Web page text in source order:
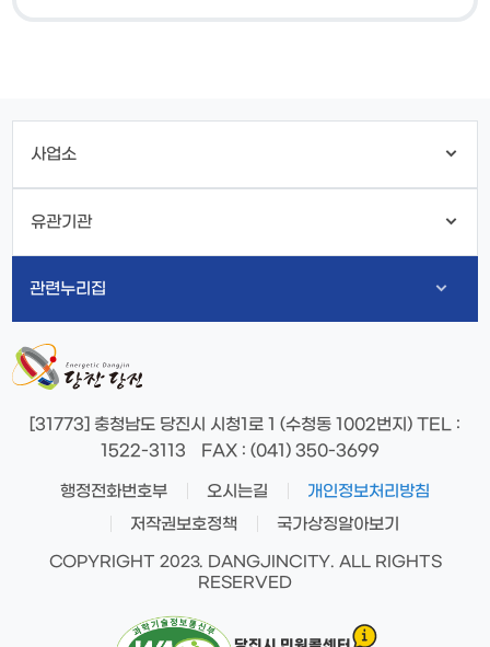
사업소
유관기관
관련누리집
[31773] 충청남도 당진시 시청1로 1 (수청동 1002번지) TEL :
1522-3113
FAX: (041) 350-3699
행정전화번호부 오시는길
개인정보처리방침
저작권보호정책
국가상징알아보기
COPYRIGHT 2023. DANGJINCITY. ALL RIGHTS
RESERVED